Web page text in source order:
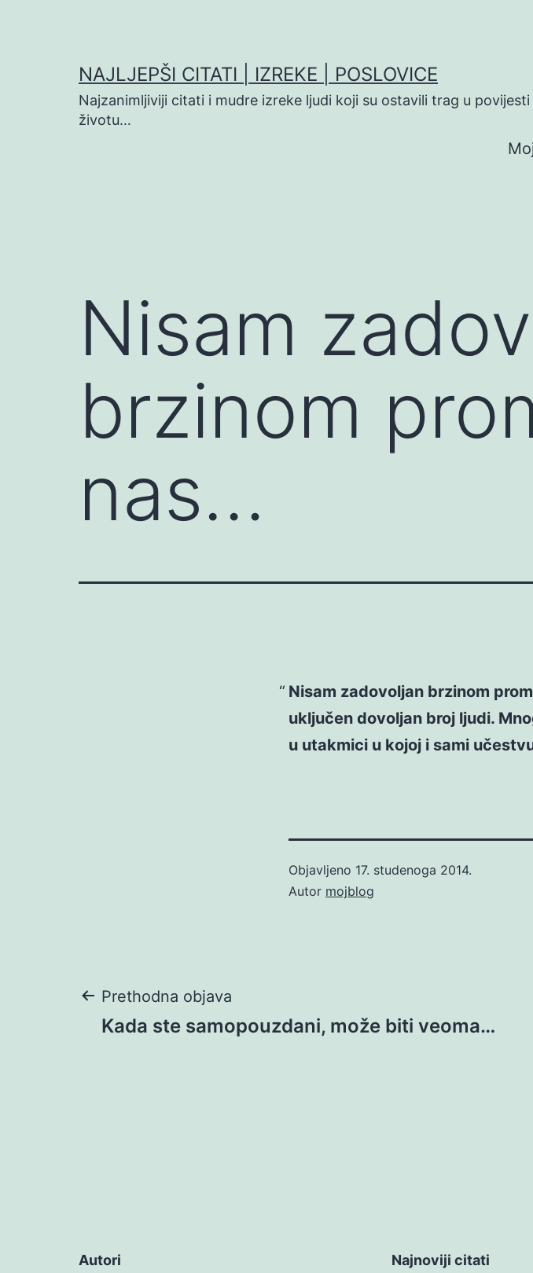
NAJLJEPŠI CITATI | IZREKE | POSLOVICE
Najzanimljiviji citati i mudre izreke ljudi koji su ostavili trag u
životu…
Nisam
brzinom
nas…
Nisam zadovoljan brzinom
uključen dovoljan broj ljudi.
u utakmici u kojoj i sami
Objavljeno 17. studenoga 2014.
Autor mojblog
Navigacija
Prethodna objava
Kada ste samopouzdani, može biti veoma…
Autori Najnoviji citati